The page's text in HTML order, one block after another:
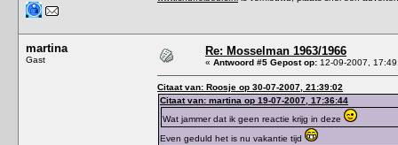
martina
Gast
Re: Mosselman 1963/1966
« Antwoord #5 Gepost op: 12-09-2007,
Citaat van: Roosje op 30-07-2007, 21:39:02
Citaat van: martina op 19-07-2007, 17:36:44
Wat jammer dat ik geen reactie krijg in deze
Even geduld het is nu vakantie tijd